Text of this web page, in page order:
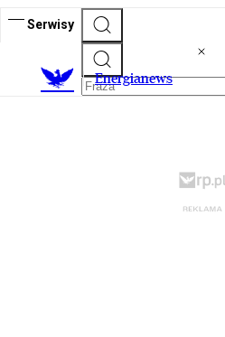
Serwisy
Energianews